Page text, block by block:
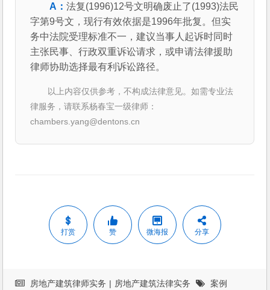
法复(1996)12号文明确废止了(1993)法民
字第9号文，现行有效依据是1996年批复。但实
务中法院受理标准不一，建议当事人起诉时同时
主张民事、行政双重诉讼请求，或申请法律援助
律师协助选择最有利诉讼路径。
以上内容仅供参考，不构成法律意见。如需专业法
律服务，请联系杨春宝一级律师：
chambers.yang@dentons.cn
打赏 赞 微海报 分享
房地产建筑律师实务 | 房地产建筑法律实务 案例